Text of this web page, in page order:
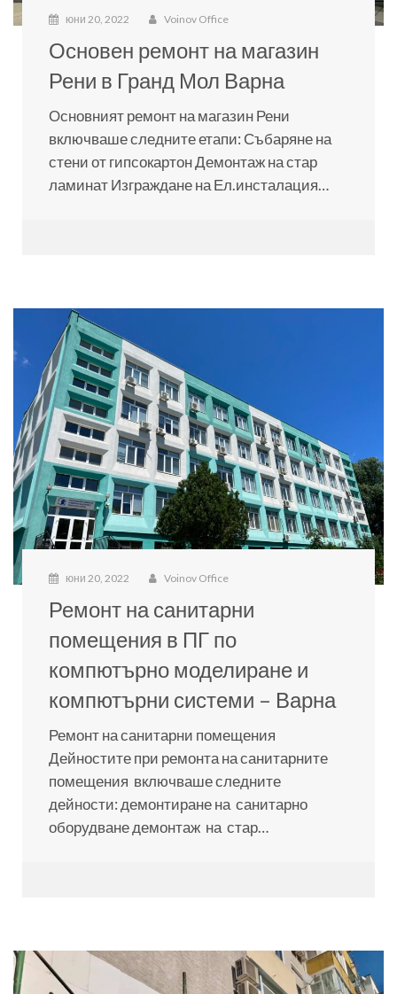
юни 20, 2022 Voinov Office
Основен ремонт на магазин
Рени в Гранд Мол Варна
Основният ремонт на магазин Рени
включваше следните етапи: Събаряне на
стени от гипсокартон Демонтаж на стар
ламинат Изграждане на Ел.инсталация…
юни 20, 2022 Voinov Office
Ремонт на санитарни
помещения в ПГ по
компютърно моделиране и
компютърни системи – Варна
Ремонт на санитарни помещения
Дейностите при ремонта на санитарните
помещения включваше следните
дейности: демонтиране на санитарно
оборудване демонтаж на стар…